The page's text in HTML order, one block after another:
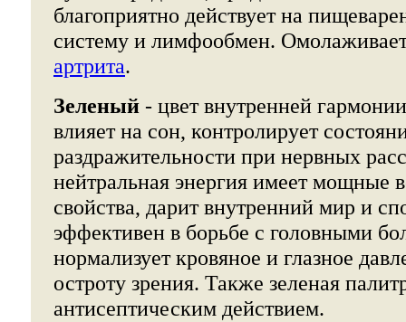
благоприятно действует на
систему и лимфообмен.
артрита.
Зеленый - цвет внутренней
влияет на сон, контролирует
раздражительности при нервных
нейтральная энергия имеет мощные
свойства, дарит внутренний мир и
эффективен в борьбе с головными
нормализует кровяное и глазное
остроту зрения. Также зеленая
антисептическим действием.